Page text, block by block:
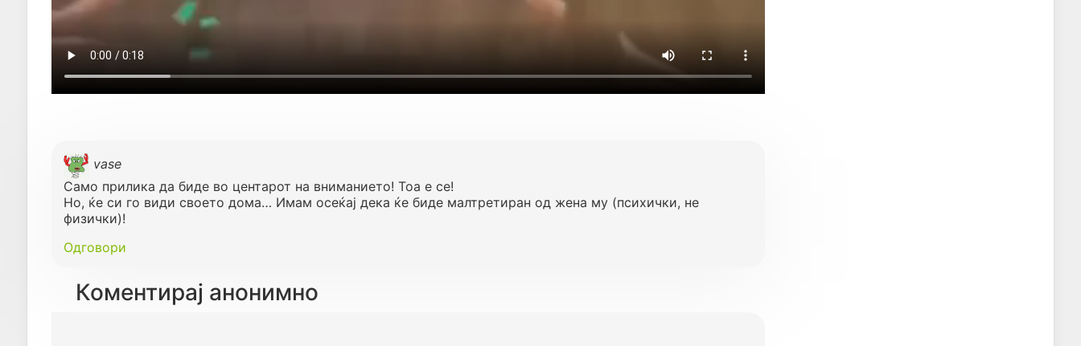
vase
Само прилика да биде во центарот на вниманието! Тоа е се!
Но, ќе си го види своето дома… Имам осеќај дека ќе биде малтретиран од жена му (психички, не
физички)!
Одговори
Коментирај анонимно